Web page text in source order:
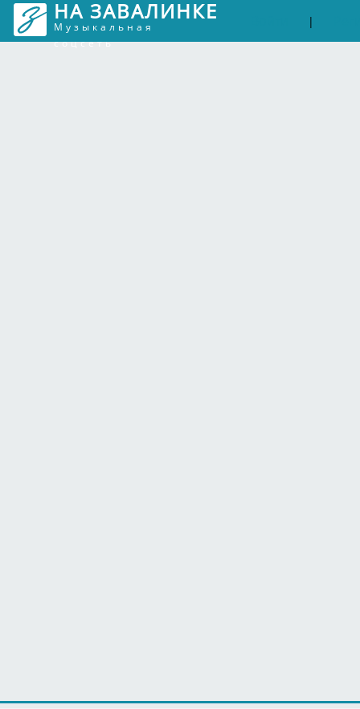
НА ЗАВАЛИНКЕ
Музыкальная
соцсеть
|